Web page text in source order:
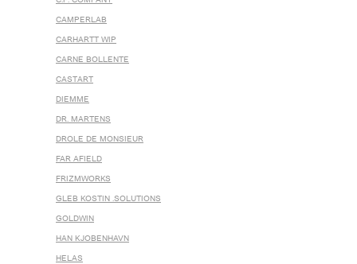
CAMPERLAB
CARHARTT WIP
CARNE BOLLENTE
CASTART
DIEMME
DR. MARTENS
DROLE DE MONSIEUR
FAR AFIELD
FRIZMWORKS
GLEB KOSTIN .SOLUTIONS
GOLDWIN
HAN KJOBENHAVN
HELAS